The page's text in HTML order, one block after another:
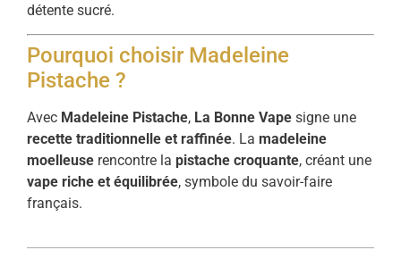
détente sucré.
Pourquoi choisir Madeleine
Pistache ?
Avec Madeleine Pistache, La Bonne Vape signe une
recette traditionnelle et raffinée. La madeleine
moelleuse rencontre la pistache croquante, créant une
vape riche et équilibrée, symbole du savoir-faire
français.